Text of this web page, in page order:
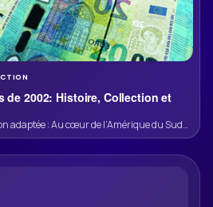
de 2002: Histoire, Collection et
adaptée : Au cœur de l’Amérique du Sud
et […]